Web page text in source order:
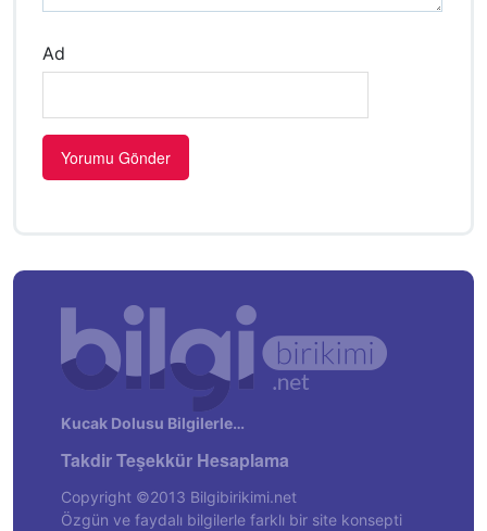
Ad
Kucak Dolusu Bilgilerle…
Takdir Teşekkür Hesaplama
Copyright ©2013 Bilgibirikimi.net
Özgün ve faydalı bilgilerle farklı bir site konsepti